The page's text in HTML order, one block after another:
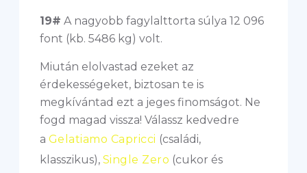
19# A nagyobb fagylalttorta súlya 12 096
font (kb. 5486 kg) volt.
Miután elolvastad ezeket az
érdekességeket, biztosan te is
megkívántad ezt a jeges finomságot. Ne
fogd magad vissza! Válassz kedvedre
a Gelatiamo Capricci (családi,
klasszikus), Single Zero (cukor és